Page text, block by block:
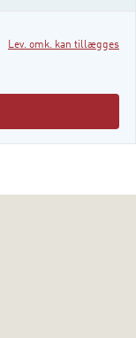
Lev. omk. kan tillægges